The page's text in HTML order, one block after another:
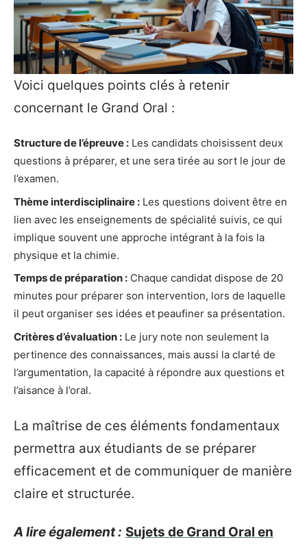
Voici quelques points clés à retenir
concernant le Grand Oral :
Structure de l’épreuve : Les candidats choisissent deux
questions à préparer, et une sera tirée au sort le jour de
l’examen.
Thème interdisciplinaire : Les questions doivent être en
lien avec les enseignements de spécialité suivis, ce qui
implique souvent une approche intégrant à la fois la
physique et la chimie.
Temps de préparation : Chaque candidat dispose de 20
minutes pour préparer son intervention, lors de laquelle
il peut organiser ses idées et peaufiner sa présentation.
Critères d’évaluation : Le jury note non seulement la
pertinence des connaissances, mais aussi la clarté de
l’argumentation, la capacité à répondre aux questions et
l’aisance à l’oral.
La maîtrise de ces éléments fondamentaux
permettra aux étudiants de se préparer
efficacement et de communiquer de manière
claire et structurée.
A lire également : Sujets de Grand Oral en